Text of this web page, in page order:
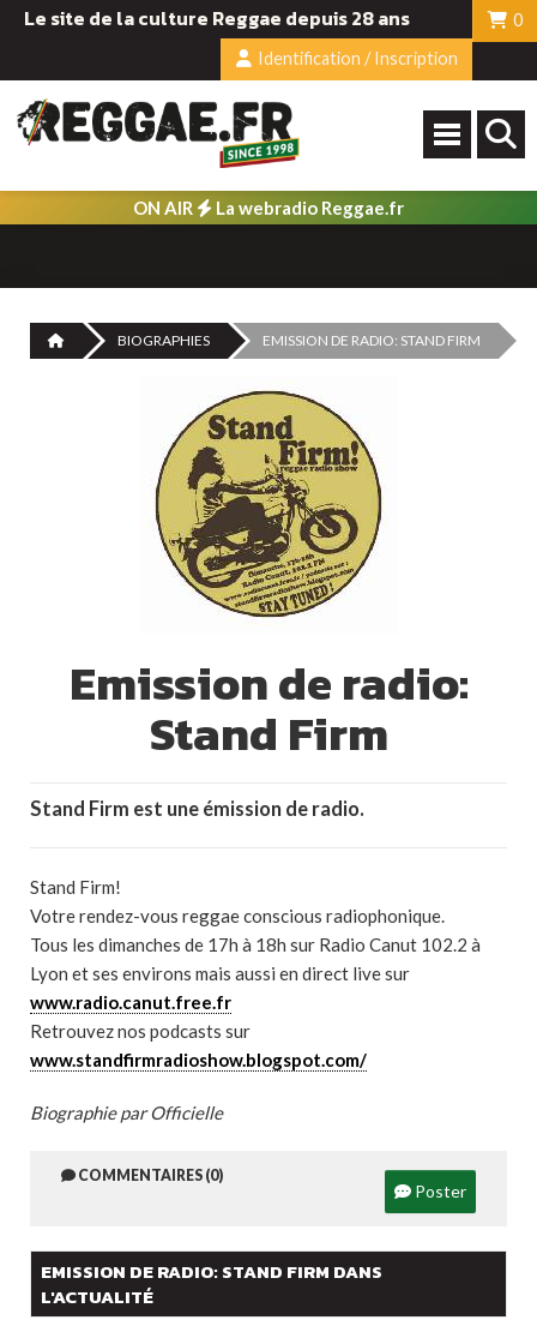
Le site de la culture Reggae depuis 28 ans
0
Identification / Inscription
ON AIR La webradio Reggae.fr
BIOGRAPHIES EMISSION DE RADIO: STAND FIRM
Emission de radio:
Stand Firm
Stand Firm est une émission de radio.
Stand Firm!
Votre rendez-vous reggae conscious radiophonique.
Tous les dimanches de 17h à 18h sur Radio Canut 102.2 à
Lyon et ses environs mais aussi en direct live sur
www.radio.canut.free.fr
Retrouvez nos podcasts sur
www.standfirmradioshow.blogspot.com/
Biographie par Officielle
COMMENTAIRES (0)
Poster
EMISSION DE RADIO: STAND FIRM DANS
L'ACTUALITÉ